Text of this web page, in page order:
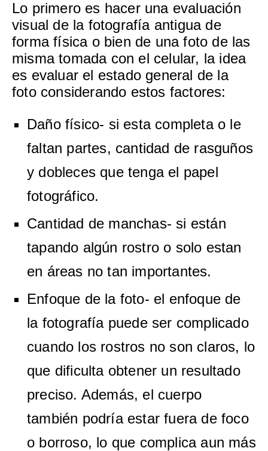
Lo primero es hacer una evaluación
visual de la fotografía antigua de
forma física o bien de una foto de las
misma tomada con el celular, la idea
es evaluar el estado general de la
foto considerando estos factores:
Daño físico- si esta completa o le
faltan partes, cantidad de rasguños
y dobleces que tenga el papel
fotográfico.
Cantidad de manchas- si están
tapando algún rostro o solo estan
en áreas no tan importantes.
Enfoque de la foto- el enfoque de
la fotografía puede ser complicado
cuando los rostros no son claros, lo
que dificulta obtener un resultado
preciso. Además, el cuerpo
también podría estar fuera de foco
o borroso, lo que complica aun más